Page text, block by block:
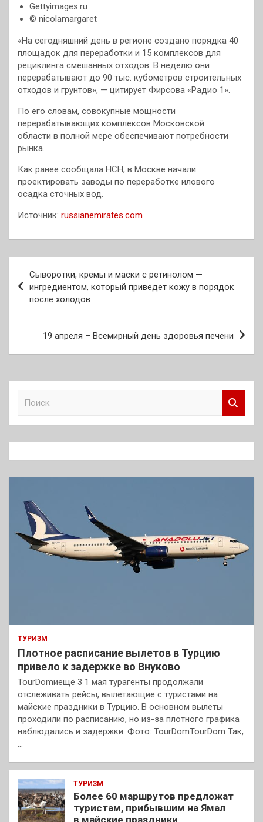
Gettyimages.ru
© nicolamargaret
«На сегодняшний день в регионе создано порядка 40
площадок для переработки и 15 комплексов для
рециклинга смешанных отходов. В неделю они
перерабатывают до 90 тыс. кубометров строительных
отходов и грунтов», — цитирует Фирсова «Радио 1».
По его словам, совокупные мощности
перерабатывающих комплексов Московской
области в полной мере обеспечивают потребности
рынка.
Как ранее сообщала НСН, в Москве начали
проектировать заводы по переработке илового
осадка сточных вод.
Источник: russianemirates.com
по
записям
Сыворотки, кремы и маски с ретинолом —
ингредиентом, который приведет кожу в порядок
после холодов
19 апреля – Всемирный день здоровья печени
к
ТУРИЗМ
Плотное расписание вылетов в Турцию
привело к задержке во Внуково
TourDomиещё 3 1 мая турагенты продолжали
отслеживать рейсы, вылетающие с туристами на
майские праздники в Турцию. В основном вылеты
проходили по расписанию, но из-за плотного графика
наблюдались и задержки. Фото: TourDomTourDom Так,
…
ТУРИЗМ
Более 60 маршрутов предложат
туристам, прибывшим на Ямал
в майские праздники